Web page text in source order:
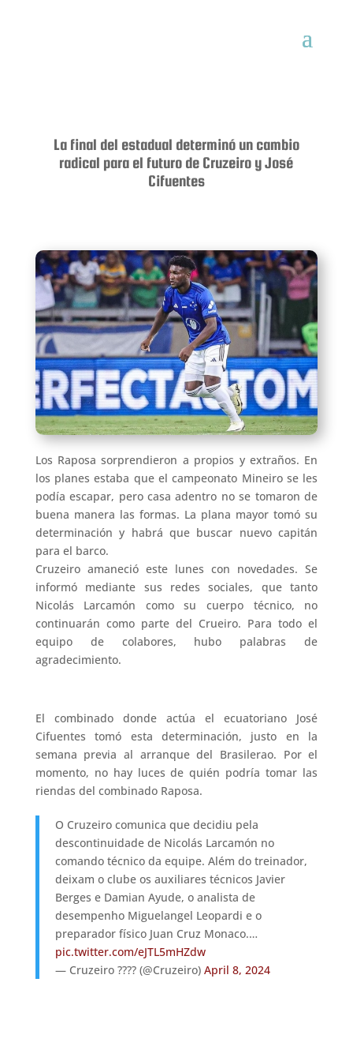
La final del estadual determinó un cambio
radical para el futuro de Cruzeiro y José
Cifuentes
Los Raposa sorprendieron a propios y extraños. En
los planes estaba que el campeonato Mineiro se les
podía escapar, pero casa adentro no se tomaron de
buena manera las formas. La plana mayor tomó su
determinación y habrá que buscar nuevo capitán
para el barco.
Cruzeiro amaneció este lunes con novedades. Se
informó mediante sus redes sociales, que tanto
Nicolás Larcamón como su cuerpo técnico, no
continuarán como parte del Crueiro. Para todo el
equipo de colabores, hubo palabras de
agradecimiento.
El combinado donde actúa el ecuatoriano José
Cifuentes tomó esta determinación, justo en la
semana previa al arranque del Brasilerao. Por el
momento, no hay luces de quién podría tomar las
riendas del combinado Raposa.
O Cruzeiro comunica que decidiu pela
descontinuidade de Nicolás Larcamón no
comando técnico da equipe. Além do treinador,
deixam o clube os auxiliares técnicos Javier
Berges e Damian Ayude, o analista de
desempenho Miguelangel Leopardi e o
preparador físico Juan Cruz Monaco.…
pic.twitter.com/eJTL5mHZdw
— Cruzeiro ???? (@Cruzeiro) April 8, 2024